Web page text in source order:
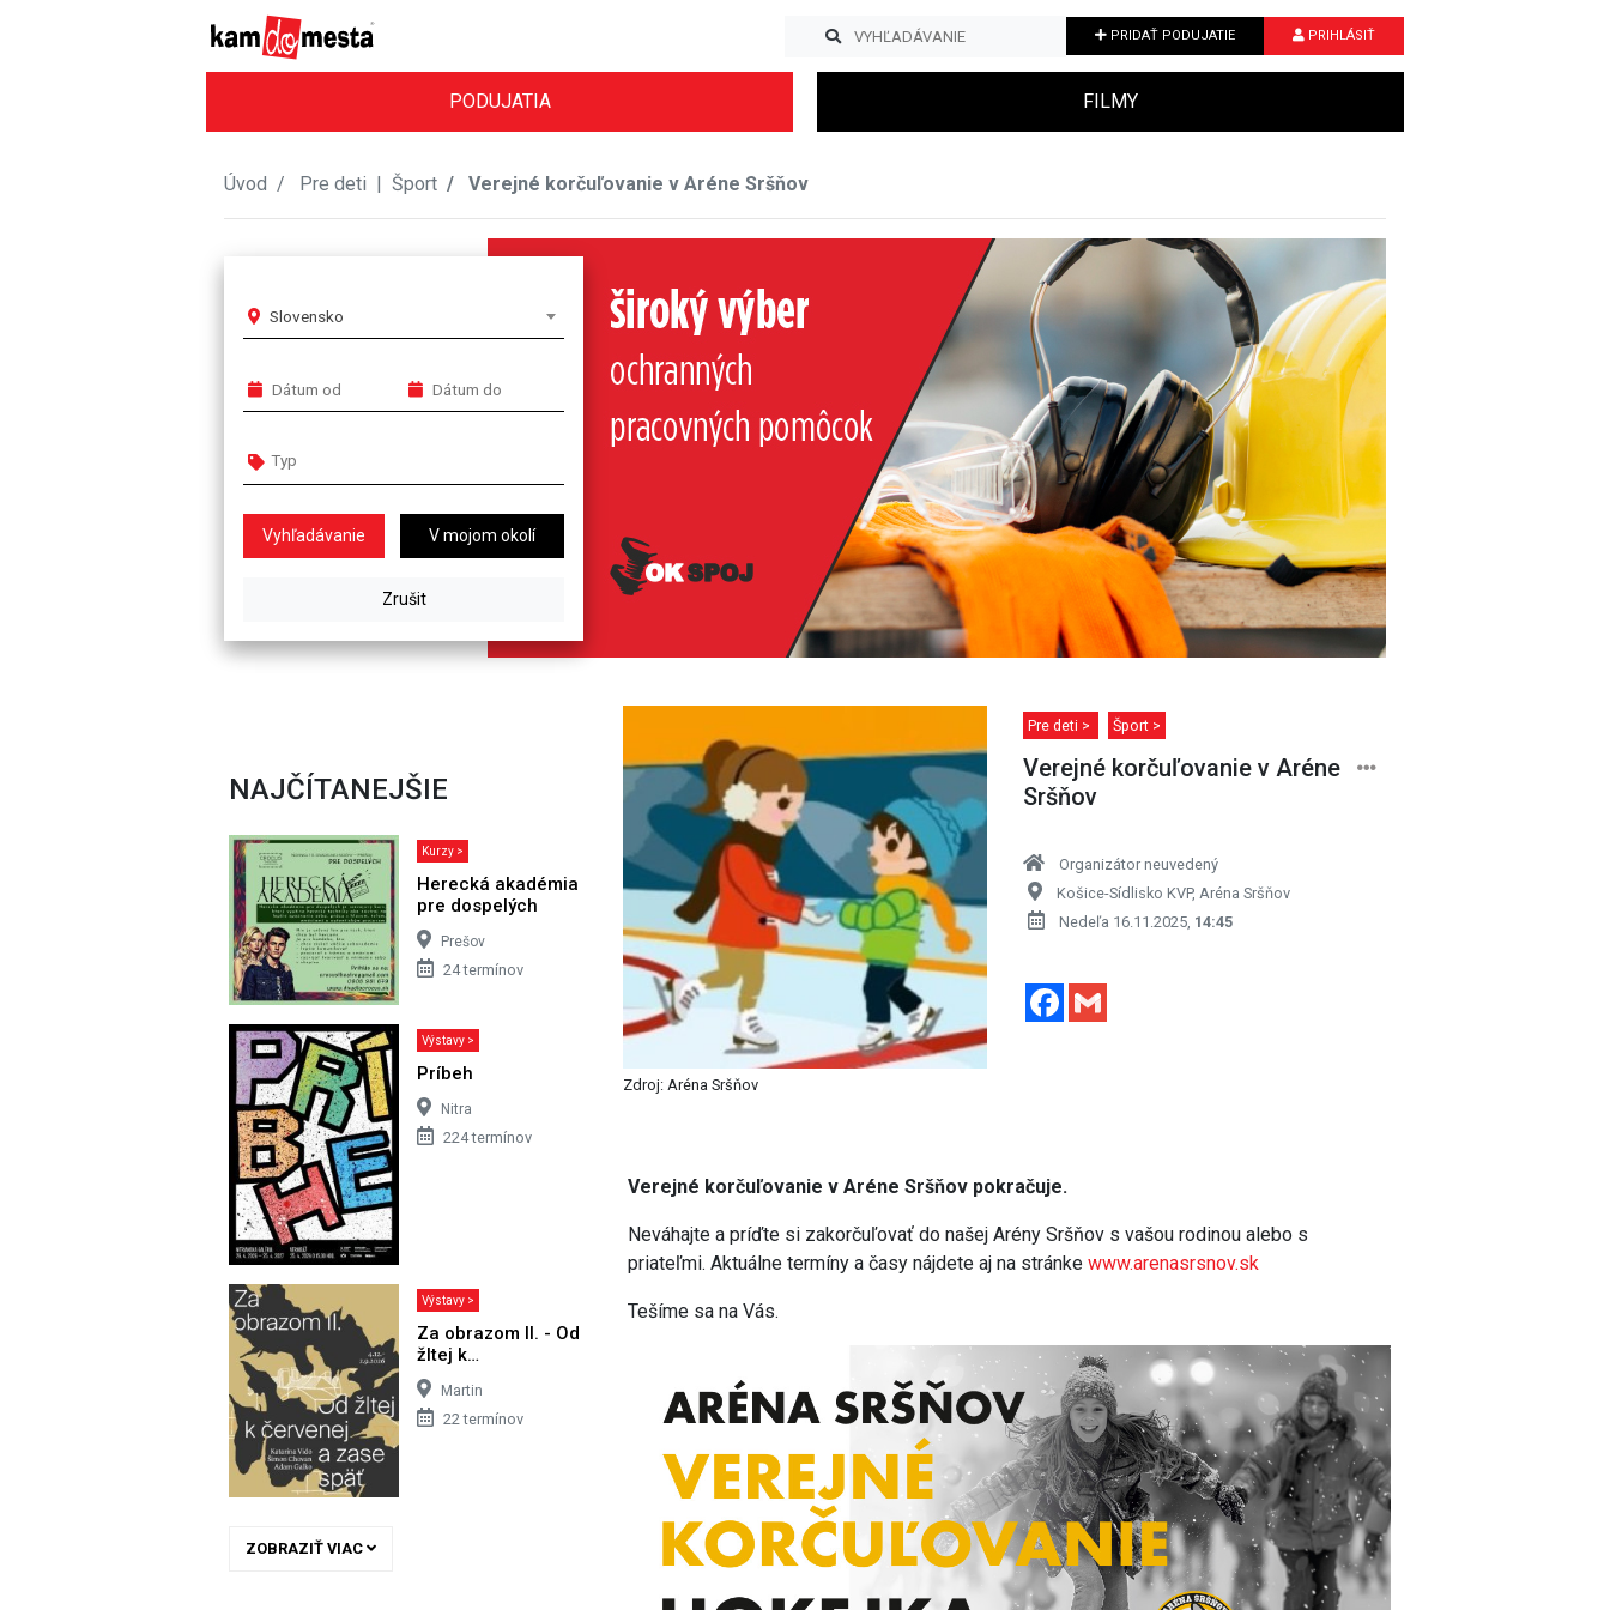
PRIDAŤ PODUJATIE PRIHLÁSIŤ
PODUJATIA FILMY
Úvod Pre deti | Šport Verejné korčuľovanie v Aréne Sršňov
Slovensko
V mojom okolí
Next
NAJČÍTANEJŠIE
Kurzy >
Herecká akadémia
pre dospelých
Prešov
24 termínov
Výstavy >
Príbeh
Nitra
224 termínov
Výstavy >
Za obrazom II. - Od
žltej k…
Martin
22 termínov
ZOBRAZIŤ VIAC
Zdroj: Aréna Sršňov
Pre deti > Šport >
Verejné korčuľovanie v Aréne
Sršňov
Organizátor neuvedený
Košice-Sídlisko KVP, Aréna Sršňov
Nedeľa 16.11.2025, 14:45
Facebook
Verejné korčuľovanie v Aréne Sršňov pokračuje.
Neváhajte a príďte si zakorčuľovať do našej Arény Sršňov s vašou rodinou alebo s
priateľmi. Aktuálne termíny a časy nájdete aj na stránkewww.arenasrsnov.sk
Tešíme sa na Vás.